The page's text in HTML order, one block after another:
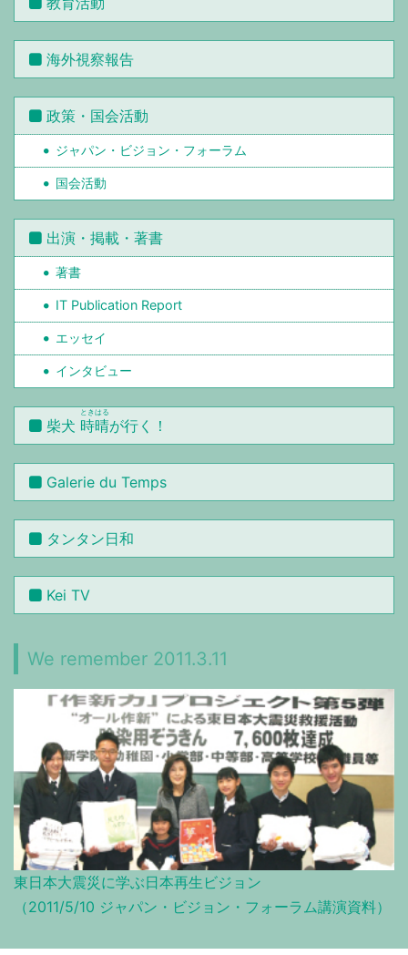
海外視察報告
政策・国会活動
ジャパン・ビジョン・フォーラム
国会活動
出演・掲載・著書
著書
IT Publication Report
エッセイ
インタビュー
柴犬 時晴
ときはる
が行く！
Galerie du Temps
タンタン日和
Kei TV
We remember 2011.3.11
東日本大震災に学ぶ日本再生ビジョン
（2011/5/10 ジャパン・ビジョン・フォーラム講演資料）